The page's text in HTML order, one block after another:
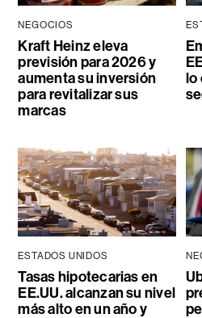
NEGOCIOS
Kraft Heinz eleva
previsión para 2026 y
aumenta su inversión
para revitalizar sus
marcas
lo
ESTADOS UNIDOS
Tasas hipotecarias en
EE.UU. alcanzan su nivel
más alto en un año y